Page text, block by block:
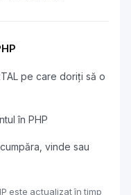
pe care doriți să o
în PHP
vinde sau
este actualizat în timp